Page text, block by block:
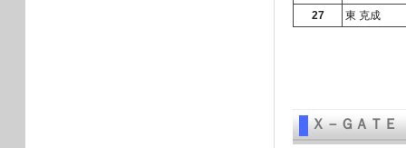
27 東 克成
Ｘ－ＧＡＴＥ